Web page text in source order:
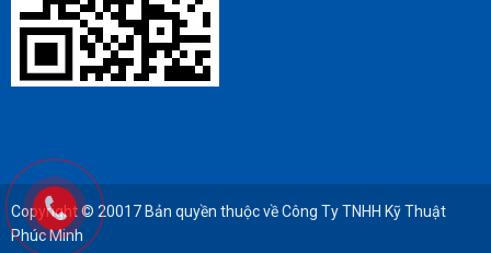
Copyright © 20017 Bản quyền thuộc về Công Ty TNHH Kỹ Thuật
Phúc Minh